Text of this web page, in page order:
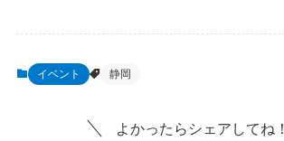
イベント 静岡
よかったらシェアしてね！